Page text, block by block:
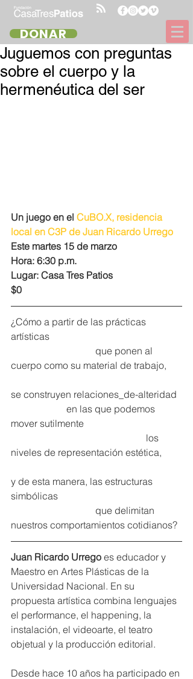
DONAR
Juguemos con preguntas
sobre el cuerpo y la
hermenéutica del ser
Un juego en el CuBO.X, residencia
local en C3P de Juan Ricardo Urrego
Este martes 15 de marzo
Hora: 6:30 p.m.
Lugar: Casa Tres Patios
$0
¿Cómo a partir de las prácticas
artísticas
cuerpo como su material de trabajo,
se construyen relaciones_de-alteridad
mover sutilmente
niveles de representación estética,
y de esta manera, las estructuras
simbólicas
nuestros comportamientos cotidianos?
Juan Ricardo Urrego es educador y
Maestro en Artes Plásticas de la
Universidad Nacional. En su
propuesta artística combina lenguajes
el performance, el happening, la
instalación, el videoarte, el teatro
objetual y la producción editorial.
Desde hace 10 años ha participado en